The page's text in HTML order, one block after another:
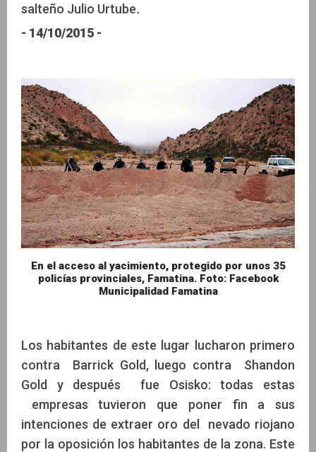
salteño Julio Urtube.
- 14/10/2015 -
En el acceso al yacimiento, protegido por unos 35
policías provinciales, Famatina. Foto: Facebook
Municipalidad Famatina
Los habitantes de este lugar lucharon primero
contra Barrick Gold, luego contra Shandon
Gold y después fue Osisko: todas estas
empresas tuvieron que poner fin a sus
intenciones de extraer oro del nevado riojano
por la oposición los habitantes de la zona. Este